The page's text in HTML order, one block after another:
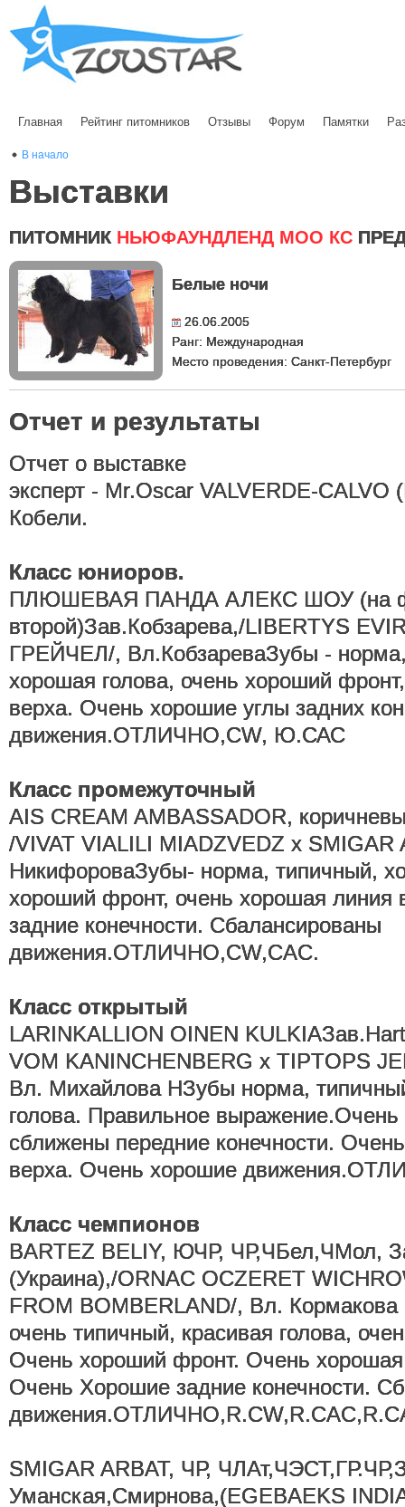
Главная Рейтинг питомников Отзывы Форум Памятки
В начало
Выставки
ПИТОМНИК НЬЮФАУНДЛЕНД МОО КС
Белые ночи
26.06.2005
Ранг: Международная
Место проведения: Санкт-Петербург
Отчет и результаты
Отчет о выставке
эксперт - Mr.Oscar VALVERDE-CALVO
Кобели.
Класс юниоров.
ПЛЮШЕВАЯ ПАНДА АЛЕКС ШОУ (на
второй)Зав.Кобзарева,/LIBERTYS
ГРЕЙЧЕЛ/, Вл.КобзареваЗубы -
хорошая голова, очень хороший
верха. Очень хорошие углы задних
движения.ОТЛИЧНО,CW, Ю.САС
Класс промежуточный
AIS CREAM AMBASSADOR,
/VIVAT VIALILI MIADZVEDZ x SMIGAR
НикифороваЗубы- норма, типичный,
хороший фронт, очень хорошая линия
задние конечности. Сбалансированы
движения.ОТЛИЧНО,CW,CAC.
Класс открытый
LARINKALLION OINEN
VOM KANINCHENBERG x TIPTOPS
Вл. Михайлова НЗубы норма,
голова. Правильное
сближены передние конечности.
верха. Очень хорошие
Класс чемпионов
BARTEZ BELIY, ЮЧР, ЧР,ЧБел,ЧМол,
(Украина),/ORNAC OCZERET
FROM BOMBERLAND/, Вл.
очень типичный, красивая голова,
Очень хороший фронт. Очень
Очень Хорошие задние конечности.
SMIGAR ARBAT, ЧР,
Уманская,Смирнова,(EGEBAEKS